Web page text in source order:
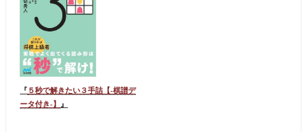
『 ５秒で解きたい３手詰【-棋譜デ
ータ付き-】
』